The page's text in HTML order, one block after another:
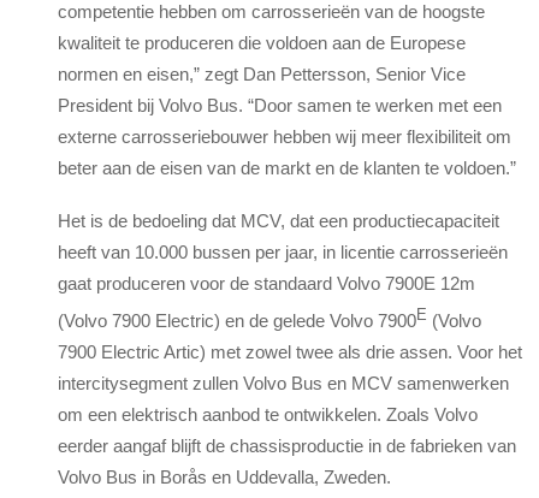
competentie hebben om carrosserieën van de hoogste
kwaliteit te produceren die voldoen aan de Europese
normen en eisen,” zegt Dan Pettersson, Senior Vice
President bij Volvo Bus. “Door samen te werken met een
externe carrosseriebouwer hebben wij meer flexibiliteit om
beter aan de eisen van de markt en de klanten te voldoen.”
Het is de bedoeling dat MCV, dat een productiecapaciteit
heeft van 10.000 bussen per jaar, in licentie carrosserieën
gaat produceren voor de standaard Volvo 7900E 12m
(Volvo 7900 Electric) en de gelede Volvo 7900E (Volvo
7900 Electric Artic) met zowel twee als drie assen. Voor het
intercitysegment zullen Volvo Bus en MCV samenwerken
om een elektrisch aanbod te ontwikkelen. Zoals Volvo
eerder aangaf blijft de chassisproductie in de fabrieken van
Volvo Bus in Borås en Uddevalla, Zweden.